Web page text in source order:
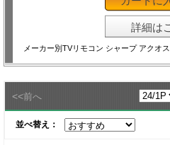
詳細は
メーカー別TVリモコン シャープ アクオ
<<前へ
並べ替え：